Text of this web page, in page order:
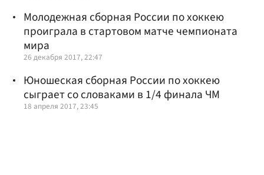
Молодежная сборная России по хоккею
проиграла в стартовом матче чемпионата
мира
26 декабря 2017, 22:47
Юношеская сборная России по хоккею
сыграет со словаками в 1/4 финала ЧМ
18 апреля 2017, 23:45